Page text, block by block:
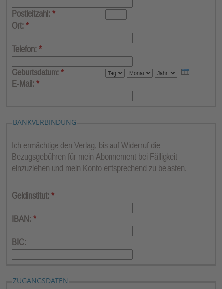
Postleitzahl: *
Ort: *
Telefon: *
Geburtsdatum: *
E-Mail: *
BANKVERBINDUNG
Ich ermächtige den Verlag, bis auf Widerruf die
Bezugsgebühren für mein Abonnement bei Fälligkeit
einzuziehen und mein Konto entsprechend zu belasten.
Geldinstitut: *
IBAN: *
BIC:
ZUGANGSDATEN